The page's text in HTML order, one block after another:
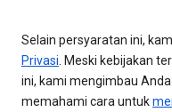
Selain persyaratan ini,
Privasi. Meski kebijakan
ini, kami mengimbau
memahami cara untuk